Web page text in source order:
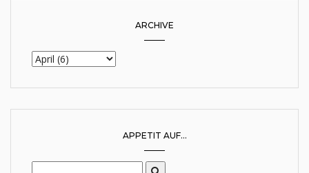
ARCHIVE
APPETIT AUF...